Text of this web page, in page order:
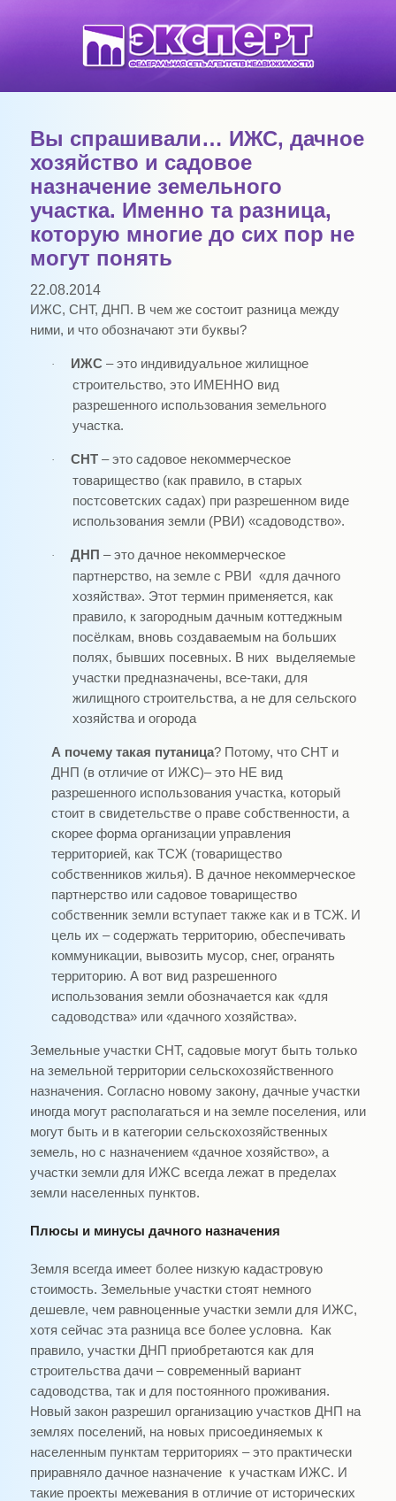
Вы спрашивали… ИЖС, дачное
хозяйство и садовое
назначение земельного
участка. Именно та разница,
которую многие до сих пор не
могут понять
22.08.2014
ИЖС, СНТ, ДНП. В чем же состоит разница между
ними, и что обозначают эти буквы?
· ИЖС – это индивидуальное жилищное
строительство, это ИМЕННО вид
разрешенного использования земельного
участка.
· СНТ– это садовое некоммерческое
товарищество (как правило, в старых
постсоветских садах) при разрешенном виде
использования земли (РВИ) «садоводство».
· ДНП – это дачное некоммерческое
партнерство, на земле с РВИ
«для дачного
хозяйства». Этот термин применяется, как
правило, к загородным дачным коттеджным
посёлкам, вновь создаваемым на больших
полях, бывших посевных. В них
выделяемые
участки предназначены, все-таки, для
жилищного строительства, а не для сельского
хозяйства и огорода
А почему такая путаница? Потому, что СНТ и
ДНП (в отличие от ИЖС)– это НЕ вид
разрешенного использования участка, который
стоит в свидетельстве о праве собственности, а
скорее форма организации управления
территорией, как ТСЖ (товарищество
собственников жилья). В дачное некоммерческое
партнерство или садовое товарищество
собственник земли вступает также как и в ТСЖ. И
цель их – содержать территорию, обеспечивать
коммуникации, вывозить мусор, снег, огранять
территорию. А вот вид разрешенного
использования земли обозначается как «для
садоводства» или «дачного хозяйства».
Земельные участки СНТ, садовые могут быть только
на земельной территории сельскохозяйственного
назначения. Согласно новому закону, дачные участки
иногда могут располагаться и на земле поселения, или
могут быть и в категории сельскохозяйственных
земель, но с назначением «дачное хозяйство», а
участки земли для ИЖС всегда лежат в пределах
земли населенных пунктов.
Плюсы и минусы дачного назначения
Земля всегда имеет более низкую кадастровую
стоимость. Земельные участки стоят немного
дешевле, чем равноценные участки земли для ИЖС,
хотя сейчас эта разница все более условна.
Как
правило, участки ДНП приобретаются как для
строительства дачи – современный вариант
садоводства, так и для постоянного проживания.
Новый закон разрешил организацию участков ДНП на
землях поселений, на новых присоединяемых к
населенным пунктам территориях – это практически
приравняло дачное назначение к участкам ИЖС. И
такие проекты межевания в отличие от исторических